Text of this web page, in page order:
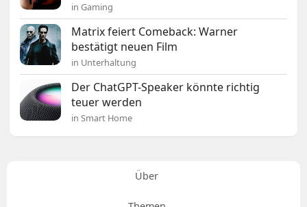
in Gaming
Matrix feiert Comeback: Warner
bestätigt neuen Film
in Unterhaltung
Der ChatGPT-Speaker könnte richtig
teuer werden
in Smart Home
Über